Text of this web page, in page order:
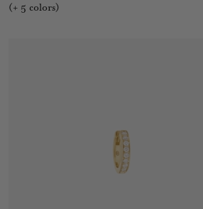
(+ 5 colors)